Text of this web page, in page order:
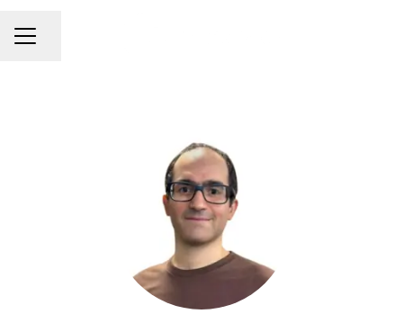
Menú de empleo
Compartir página